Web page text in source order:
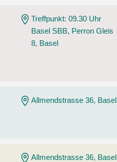
Treffpunkt: 09.30 Uhr
Basel SBB, Perron Gleis
8, Basel
Allmendstrasse 36, Basel
Allmendstrasse 36, Basel